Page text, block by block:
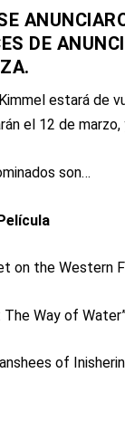
DE
estará de
el 12 de
son…
on the Western
The Way of
of